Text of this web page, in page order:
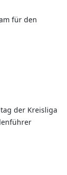
für den
der Kreisliga